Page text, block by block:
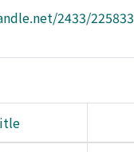
2433/225833